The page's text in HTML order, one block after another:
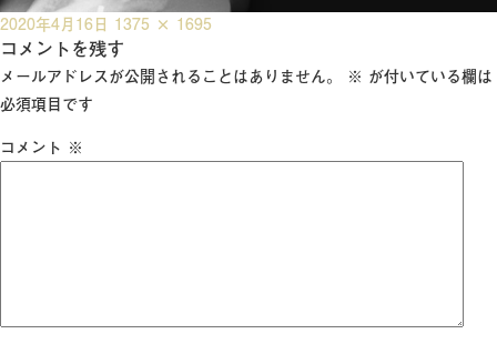
投
稿
日:
2020年4月16日 フ
ル
サ
1375 × 1695
コメントを残す
メールアドレスが公開されることはありません。 ※ が付いている欄は
必須項目です
コメント ※